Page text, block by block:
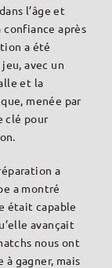
l’âge et
confiance après
a été
avec un
et la
menée par
clé pour
a
a montré
était capable
avançait
nous ont
gagner, mais